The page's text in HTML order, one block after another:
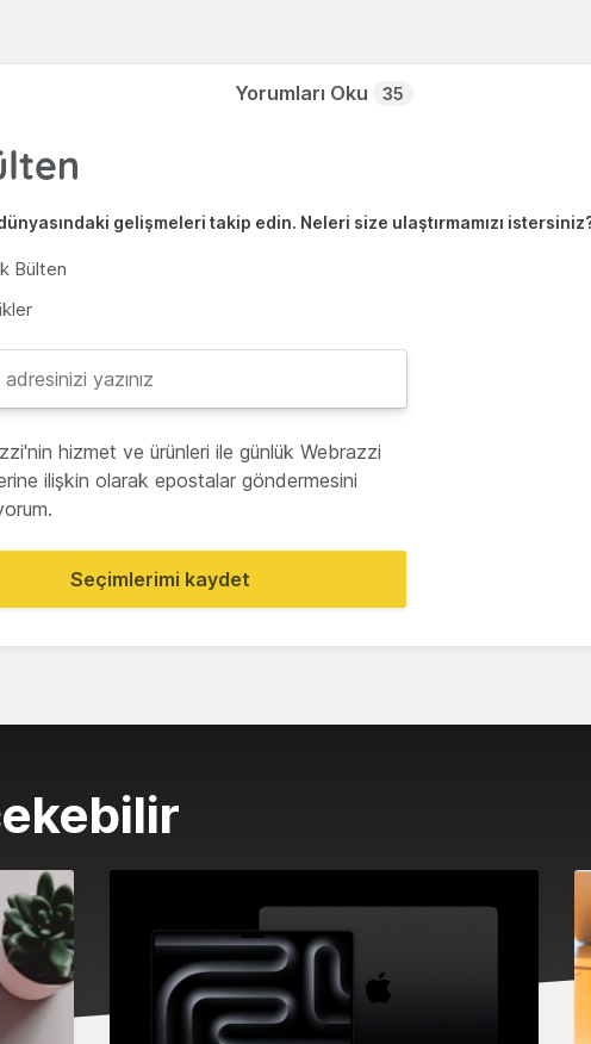
Yorumları Oku 35
gelişmeleri takip edin. Neleri size ulaştırmamızı
Bülten
hizmet ve ürünleri ile günlük Webrazzi
ilişkin olarak epostalar göndermesini
Seçimlerimi kaydet